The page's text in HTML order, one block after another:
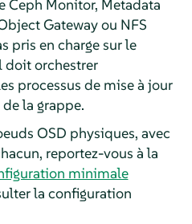
Ceph Monitor, Metadata
Gateway ou NFS
pris en charge sur le
doit orchestrer
processus de mise à jour
la grappe.
OSD physiques, avec
reportez-vous à la
minimale
la configuration